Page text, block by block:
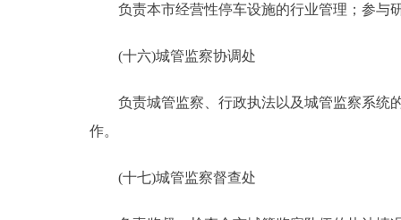
负责本市经营性停车设施的行业管理；参与
(十六)城管监察协调处
负责城管监察、行政执法以及城管监察系统的
作。
(十七)城管监察督查处